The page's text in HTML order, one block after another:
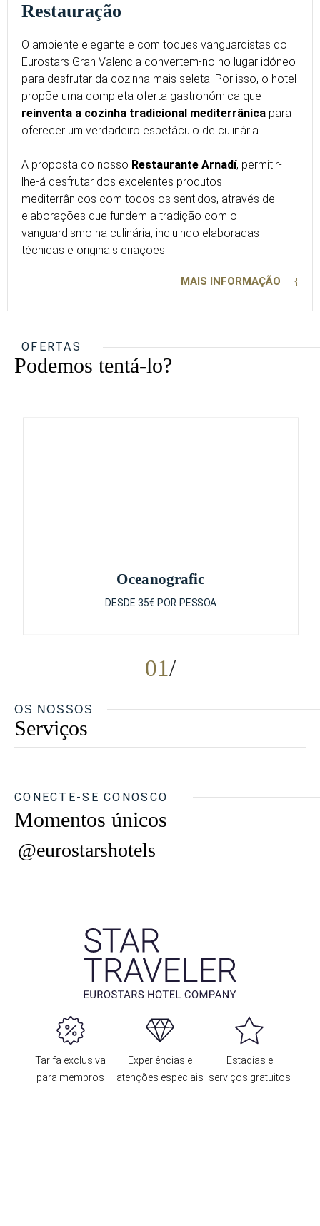
Restauração
O ambiente elegante e com toques vanguardistas do
Eurostars Gran Valencia convertem-no no lugar idóneo
para desfrutar da cozinha mais seleta. Por isso, o hotel
propõe uma completa oferta gastronómica que
reinventa a cozinha tradicional mediterrânica para
oferecer um verdadeiro espetáculo de culinária.
A proposta do nosso Restaurante Arnadí, permitir-
lhe-á desfrutar dos excelentes produtos
mediterrânicos com todos os sentidos, através de
elaborações que fundem a tradição com o
vanguardismo na culinária, incluindo elaboradas
técnicas e originais criações.
MAIS INFORMAÇÃO
OFERTAS
Podemos tentá-lo?
01
Oceanografic
DESDE 35€ POR PESSOA
OS NOSSOS
Serviços
CONECTE-SE CONOSCO
Momentos únicos
@eurostarshotels
Tarifa exclusiva
para membros
Experiências e
atenções especiais
Estadias e
serviços gratuitos